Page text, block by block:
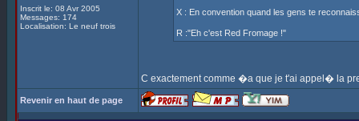
Inscrit le: 08 Avr 2005
Messages: 174
Localisation: Le neuf trois
X : En convention quand les gens te
R :"Eh c'est Red Fromage !"
C exactement comme �a que je t'ai appel� la
Revenir en haut de page